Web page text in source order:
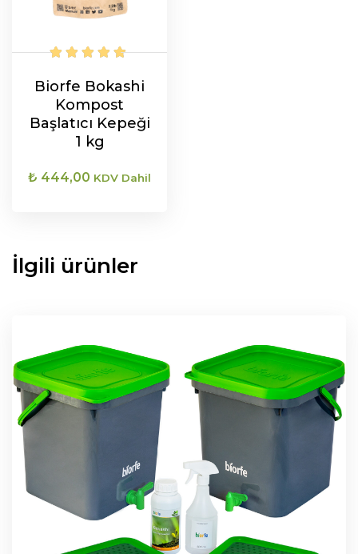
Biorfe Bokashi
Kompost
Başlatıcı Kepeği
1 kg
₺ 444,00 KDV Dahil
İlgili ürünler